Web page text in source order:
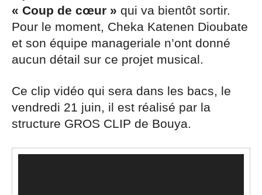
« Coup de cœur » qui va bientôt sortir.
Pour le moment, Cheka Katenen Dioubate
et son équipe manageriale n’ont donné
aucun détail sur ce projet musical.
Ce clip vidéo qui sera dans les bacs, le
vendredi 21 juin, il est réalisé par la
structure GROS CLIP de Bouya.